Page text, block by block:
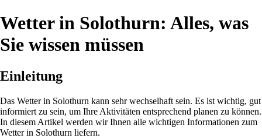
Wetter in Solothurn: Alles, was
Sie wissen müssen
Einleitung
Das Wetter in Solothurn kann sehr wechselhaft sein. Es ist wichtig, gut
informiert zu sein, um Ihre Aktivitäten entsprechend planen zu können.
In diesem Artikel werden wir Ihnen alle wichtigen Informationen zum
Wetter in Solothurn liefern.